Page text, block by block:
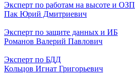
Эксперт по работам на высоте и ОЗП
Пак Юрий Дмитриевич
Эксперт по защите данных и ИБ
Романов Валерий Павлович
Эксперт по БДД
Кольцов Игнат Григорьевич